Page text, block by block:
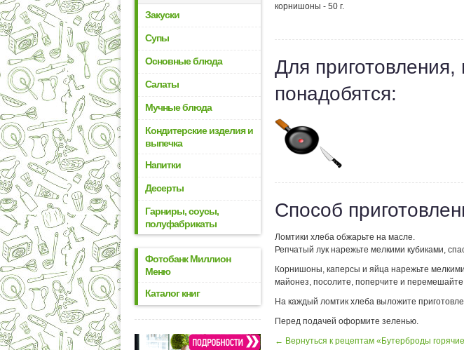
Закуски
Супы
Основные блюда
Салаты
Мучные блюда
Кондитерские изделия и
выпечка
Напитки
Десерты
Гарниры, соусы,
полуфабрикаты
Фотобанк Миллион
Меню
Каталог книг
корнишоны - 50 г.
Для
понадобятся:
Способ
Ломтики хлеба обжарьте на масле.
Репчатый лук нарежьте мелкими кубиками,
Корнишоны, каперсы и яйца нарежьте
майонез, посолите, поперчите и перемешайте.
На каждый ломтик хлеба выложите
Перед подачей оформите зеленью.
← Вернуться к рецептам «Бутерброды